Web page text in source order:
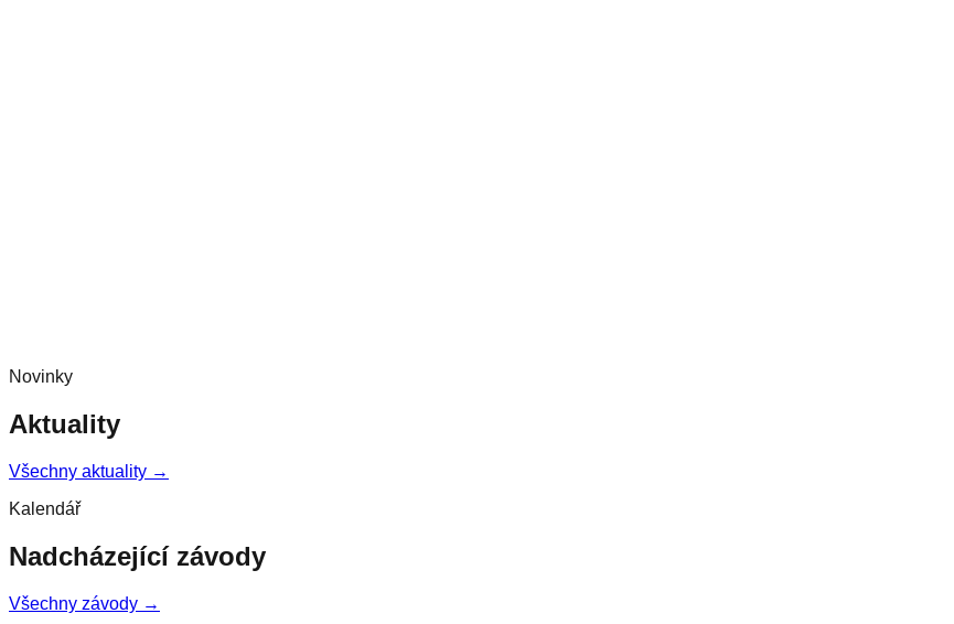
Novinky
Aktuality
Všechny aktuality →
Kalendář
Nadcházející závody
Všechny závody →